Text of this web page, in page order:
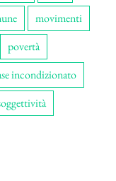
movimenti
povertà
incondizionato